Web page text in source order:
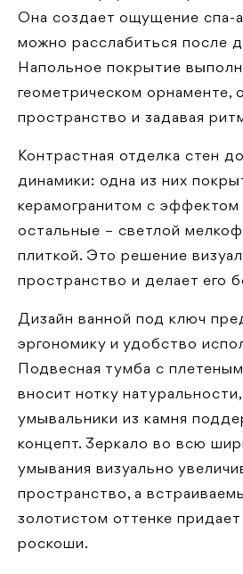
Она создает ощущение спа-
можно расслабиться после
Напольное покрытие
геометрическом орнаменте,
пространство и задавая
Контрастная отделка стен
динамики: одна из них
керамогранитом с эффектом
остальные – светлой
плиткой. Это решение
пространство и делает его
Дизайн ванной под ключ
эргономику и удобство
Подвесная тумба с
вносит нотку
умывальники из камня
концепт. Зеркало во всю
умывания визуально
пространство, а
золотистом оттенке
роскоши.